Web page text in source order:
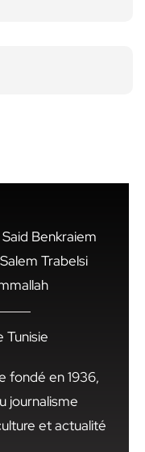
Benkraiem
Trabelsi
fondé en 1936,
journalisme
et actualité